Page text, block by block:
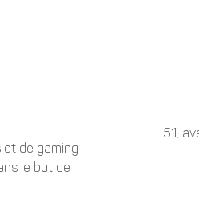
et de gaming
le but de
51,